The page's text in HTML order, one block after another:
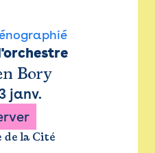
Bory
janv.
de la Cité